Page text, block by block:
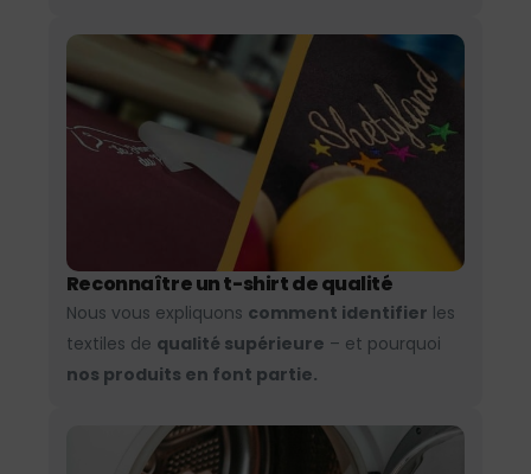
Reconnaître un t-shirt de qualité
Nous vous expliquons comment identifier les
textiles de qualité supérieure – et pourquoi
nos produits en font partie.